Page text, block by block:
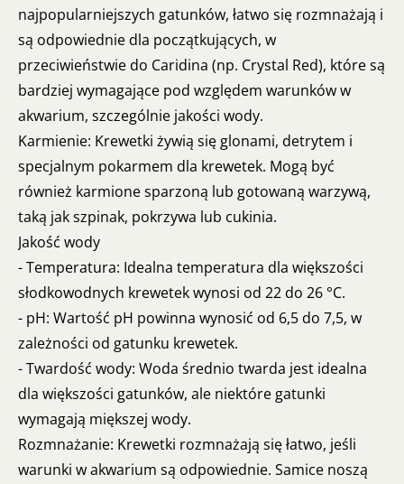
najpopularniejszych gatunków, łatwo się rozmnażają i
są odpowiednie dla początkujących, w
przeciwieństwie do Caridina (np. Crystal Red), które są
bardziej wymagające pod względem warunków w
akwarium, szczególnie jakości wody.
Karmienie: Krewetki żywią się glonami, detrytem i
specjalnym pokarmem dla krewetek. Mogą być
również karmione sparzoną lub gotowaną warzywą,
taką jak szpinak, pokrzywa lub cukinia.
Jakość wody
- Temperatura: Idealna temperatura dla większości
słodkowodnych krewetek wynosi od 22 do 26 °C.
- pH: Wartość pH powinna wynosić od 6,5 do 7,5, w
zależności od gatunku krewetek.
- Twardość wody: Woda średnio twarda jest idealna
dla większości gatunków, ale niektóre gatunki
wymagają miększej wody.
Rozmnażanie: Krewetki rozmnażają się łatwo, jeśli
warunki w akwarium są odpowiednie. Samice noszą